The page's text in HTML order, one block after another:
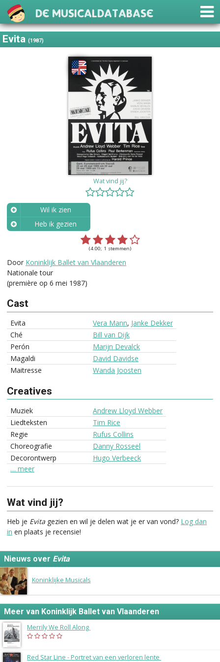
De Musicaldatabase
Evita(1987)
Wat vind jij?
Wil ik zien
Heb ik gezien
(4.00; 1 stemmen)
Door Koninklijk Ballet van Vlaanderen
Nationale tour
(première op 6 mei 1987)
Cast
Evita Vera Mann, Janke Dekker
Ché
Bill van Dijk
Perón
Marijn Devalck
Magaldi
David Davidse
Maitresse
Wanda Joosten
Creatives
Muziek
Andrew Lloyd Webber
Liedteksten
Tim Rice
Regie
Rufus Collins
Choreografie
Danny Rosseel
Decorontwerp
Hugo Verbeeck
… meer
Wat vind jij?
Heb je Evita gezien en wil je delen wat je er van vond? Log dan
in en plaats je recensie!
Nieuws over Evita
Koninklijke Musicals
Meer van Koninklijk Ballet van Vlaanderen
Merrily We Roll Along
Red Star Line - Portret van een verloren lente